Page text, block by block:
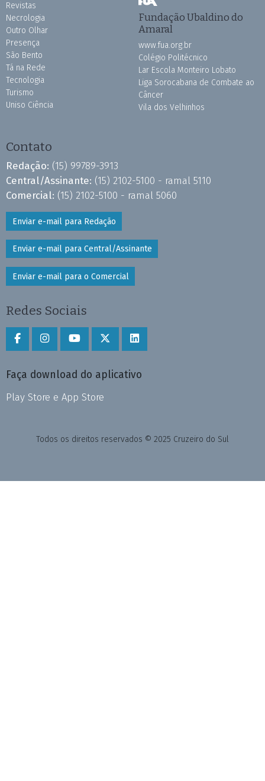
Revistas
Necrologia
Outro Olhar
Presença
São Bento
Tá na Rede
Tecnologia
Turismo
Uniso Ciência
Fundação Ubaldino do
Amaral
www.fua.org.br
Colégio Politécnico
Lar Escola Monteiro Lobato
Liga Sorocabana de Combate ao
Câncer
Vila dos Velhinhos
Contato
Redação: (15) 99789-3913
Central/Assinante: (15) 2102-5100 - ramal 5110
Comercial: (15) 2102-5100 - ramal 5060
Enviar e-mail para Redação
Enviar e-mail para Central/Assinante
Enviar e-mail para o Comercial
Redes Sociais
Faça download do aplicativo
Play Store e App Store
Todos os direitos reservados © 2025 Cruzeiro do Sul